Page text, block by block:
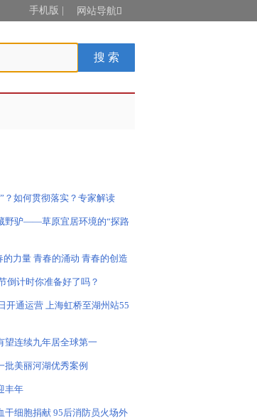
手机版 网站导航
？如何贯彻落实？专家解读
野驴——草原宜居环境的“探路
的力量 青春的涌动 青春的创造
倒计时你准备好了吗？
开通运营 上海虹桥至湖州站55
望连续九年居全球第一
批美丽河湖优秀案例
丰年
干细胞捐献 95后消防员火场外